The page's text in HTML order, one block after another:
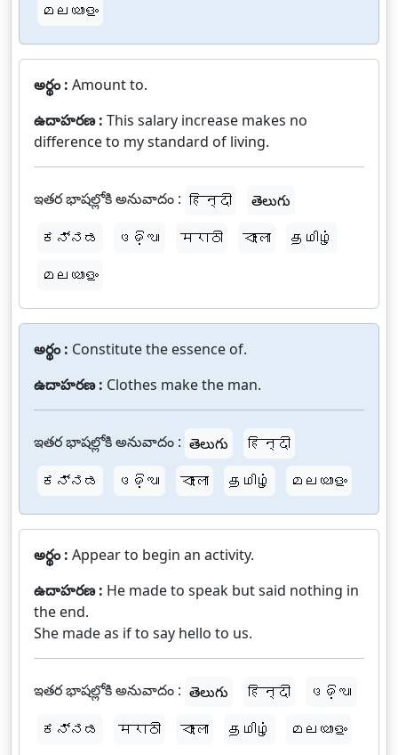
മലയാളം
అర్థం : Amount to.
ఉదాహరణ : This salary increase makes no
difference to my standard of living.
ఇతర భాషల్లోకి అనువాదం : हिन्दी
తెలుగు
ಕನ್ನಡ
ଓଡ଼ିଆ मराठी বাংলা
தமிழ்
മലയാളം
అర్థం : Constitute the essence of.
ఉదాహరణ : Clothes make the man.
ఇతర భాషల్లోకి అనువాదం : తెలుగు
हिन्दी
ಕನ್ನಡ
ଓଡ଼ିଆ বাংলা தமிழ் മലയാളം
అర్థం : Appear to begin an activity.
ఉదాహరణ : He made to speak but said nothing in
the end.
She made as if to say hello to us.
ఇతర భాషల్లోకి అనువాదం : తెలుగు हिन्दी
ଓଡ଼ିଆ
ಕನ್ನಡ
मराठी বাংলা தமிழ் മലയാളം